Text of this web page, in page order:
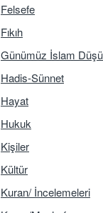
Felsefe
Fıkıh
Günümüz İslam
Hadis-Sünnet
Hayat
Hukuk
Kişiler
Kültür
Kuran/ İncelemeleri